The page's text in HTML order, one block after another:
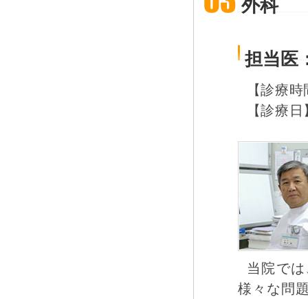
外科
担当医
【診療
【診療
当院で
様々な問